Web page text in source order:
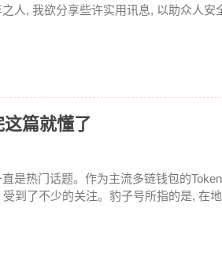
人, 我欲分享些许实用讯息, 以助众人安
篇就懂了
是热门话题。作为主流多链钱包的
到了不少的关注。豹子号所指的是, 在